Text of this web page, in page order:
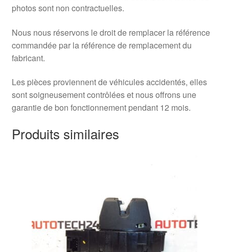
photos sont non contractuelles.
Nous nous réservons le droit de remplacer la référence
commandée par la référence de remplacement du
fabricant.
Les pièces proviennent de véhicules accidentés, elles
sont soigneusement contrôlées et nous offrons une
garantie de bon fonctionnement pendant 12 mois.
Produits similaires